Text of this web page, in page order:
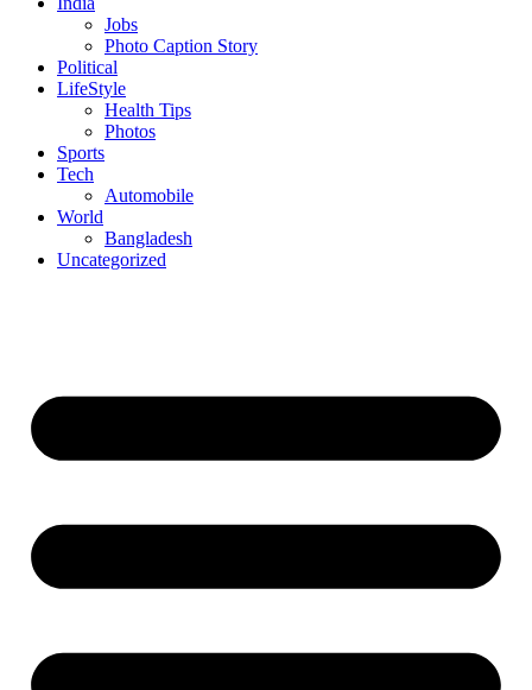
Jobs
Photo Caption Story
Political
LifeStyle
Health Tips
Photos
Sports
Tech
Automobile
World
Bangladesh
Uncategorized